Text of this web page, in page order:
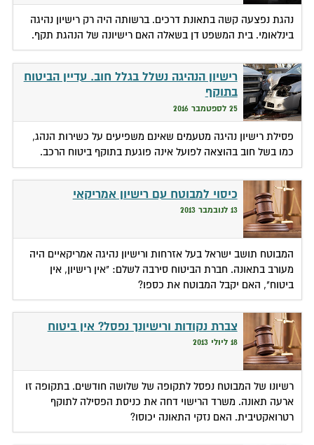
נהגת נפצעה קשה בתאונת דרכים. ברשותה היה רק רישיון נהיגה
בינלאומי. בית המשפט דן בשאלה האם רישיונה של הנהגת תקף.
רישיון הנהיגה נשלל בגלל חוב. עדיין הביטוח
בתוקף
25 לספטמבר 2016
פסילת רישיון נהיגה מטעמים שאינם משפיעים על כשירות הנהג,
כמו בשל חוב בהוצאה לפועל אינה פוגעת בתוקף ביטוח הרכב.
כיסוי למבוטח עם רישיון אמריקאי
13 לנובמבר 2013
המבוטח תושב ישראל בעל אזרחות ורישיון נהיגה אמריקאיים היה
מעורב בתאונה. חברת הביטוח סירבה לשלם: "אין רישיון, אין
ביטוח", האם יקבל המבוטח את כספו?
צברת נקודות ורישיונך נפסל? אין ביטוח
18 ליולי 2013
רשיונו של המבוטח נפסל לתקופה של שלושה חודשים. בתקופה זו
ארעה תאונה. משרד הרישוי דחה את כניסת הפסילה לתוקף
רטרואקטיבית. האם נזקי התאונה יכוסו?